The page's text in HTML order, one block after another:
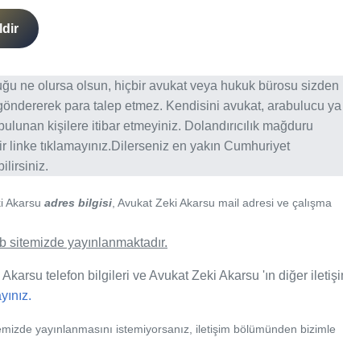
ne olursa olsun, hiçbir avukat veya hukuk bürosu sizden
para talep etmez. Kendisini avukat, arabulucu
kişilere itibar etmeyiniz. Dolandırıcılık mağduru
tıklamayınız.Dilerseniz en yakın Cumhuriyet
Akarsu adres bilgisi , Avukat Zeki Akarsu mail adresi ve çalışma
yayınlanmaktadır.
telefon bilgileri ve Avukat Zeki Akarsu 'ın diğer
yayınlanmasını istemiyorsanız, iletişim bölümünden bizimle